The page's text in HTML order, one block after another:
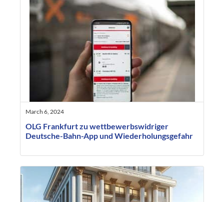
March 6, 2024
OLG Frankfurt zu wettbewerbswidriger
Deutsche-Bahn-App und Wiederholungsgefahr